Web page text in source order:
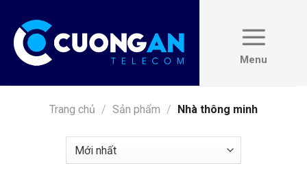
content
Trang chủ / Sản phẩm / Nhà thông minh